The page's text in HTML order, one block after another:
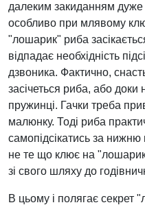
далеким закиданням дуже
особливо при млявому
"лошарик" риба
відпадає необхідність
дзвоника. Фактично,
засічеться риба, або
пружинці. Гачки треба
малюнку. Тоді риба
самопідсікатись за нижню
не те що клює на
зі свого шляху до
В цьому i полягає секрет